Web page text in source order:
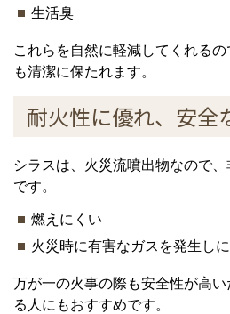
生活臭
これらを自然に軽減してくれる
も清潔に保たれます。
耐火性に優れ、安全
シラスは、火災流噴出物なので
です。
燃えにくい
火災時に有害なガスを発生し
万が一の火事の際も安全性が高
る人にもおすすめです。